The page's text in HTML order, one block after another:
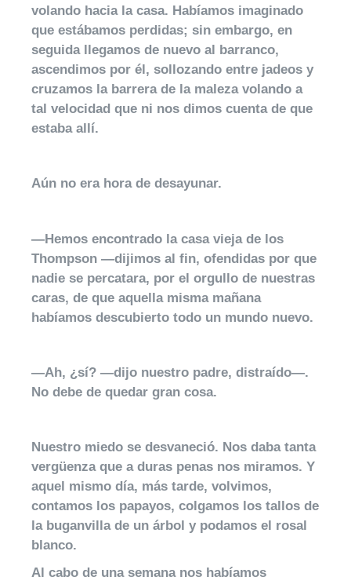
volando hacia la casa. Habíamos imaginado
que estábamos perdidas; sin embargo, en
seguida llegamos de nuevo al barranco,
ascendimos por él, sollozando entre jadeos y
cruzamos la barrera de la maleza volando a
tal velocidad que ni nos dimos cuenta de que
estaba allí.
Aún no era hora de desayunar.
—Hemos encontrado la casa vieja de los
Thompson —dijimos al fin, ofendidas por que
nadie se percatara, por el orgullo de nuestras
caras, de que aquella misma mañana
habíamos descubierto todo un mundo nuevo.
—Ah, ¿sí? —dijo nuestro padre, distraído—.
No debe de quedar gran cosa.
Nuestro miedo se desvaneció. Nos daba tanta
vergüenza que a duras penas nos miramos. Y
aquel mismo día, más tarde, volvimos,
contamos los papayos, colgamos los tallos de
la buganvilla de un árbol y podamos el rosal
blanco.
Al cabo de una semana nos habíamos